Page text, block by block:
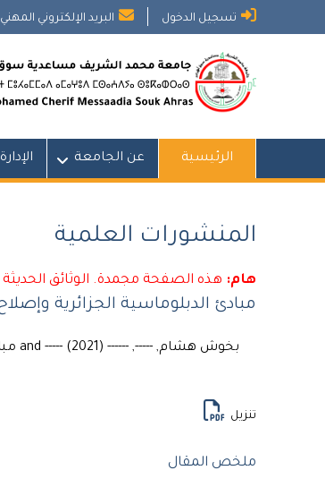
تسجيل الدخول البريد الإلكتروني المهني
الرئيسية عن الجامعة الإدارة
المنشورات العلمية
هام: هذه الصفحة مجمدة. الوثائق
مبادئ الدبلوماسية الجزائرية
بخوش هشام, -----, ------ and ----- (2021) مبادئ الدبلوماسية الجزائرية وإصلاح مجلس الامن الدولي.
تنزيل
ملخص المقال